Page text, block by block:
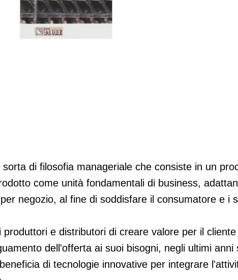
di filosofia manageriale che consiste in un
come unità fondamentali di business,
negozio, al fine di soddisfare il consumatore e i
e distributori di creare valore per il cliente
dell'offerta ai suoi bisogni, negli ultimi anni
di tecnologie innovative per integrare